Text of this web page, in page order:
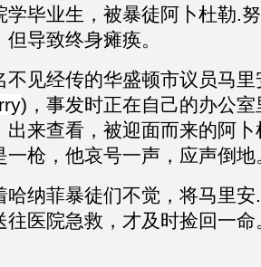
学毕业生，被暴徒阿卜杜勒.
导致终身瘫痪。
不见经传的华盛顿市议员马里
)，事发时正在自己的办公
出来查看，被迎面而来的阿卜
一枪，他哀号一声，应声倒地
哈纳菲暴徒们不觉，将马里安.
往医院急救，才及时捡回一命